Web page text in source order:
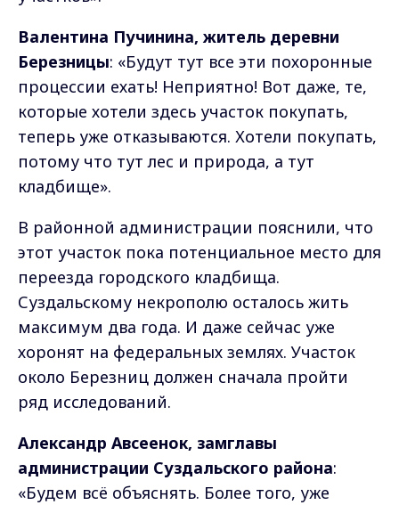
Валентина Пучинина, житель деревни
Березницы: «Будут тут все эти похоронные
процессии ехать! Неприятно! Вот даже, те,
которые хотели здесь участок покупать,
теперь уже отказываются. Хотели покупать,
потому что тут лес и природа, а тут
кладбище».
В районной администрации пояснили, что
этот участок пока потенциальное место для
переезда городского кладбища.
Суздальскому некрополю осталось жить
максимум два года. И даже сейчас уже
хоронят на федеральных землях. Участок
около Березниц должен сначала пройти
ряд исследований.
Александр Авсеенок, замглавы
администрации Суздальского района:
«Будем всё объяснять. Более того, уже